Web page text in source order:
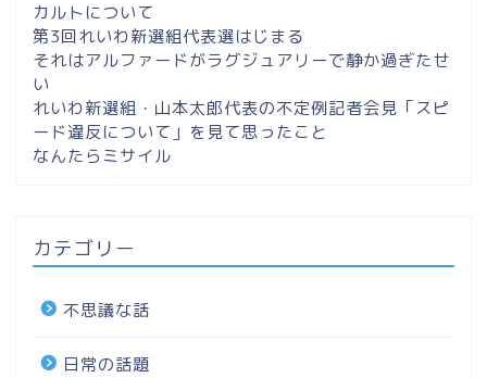
カルトについて
第3回れいわ新選組代表選はじまる
それはアルファードがラグジュアリーで静か過ぎたせ
い
れいわ新選組・山本太郎代表の不定例記者会見「スピ
ード違反について」を見て思ったこと
なんたらミサイル
カテゴリー
不思議な話
日常の話題